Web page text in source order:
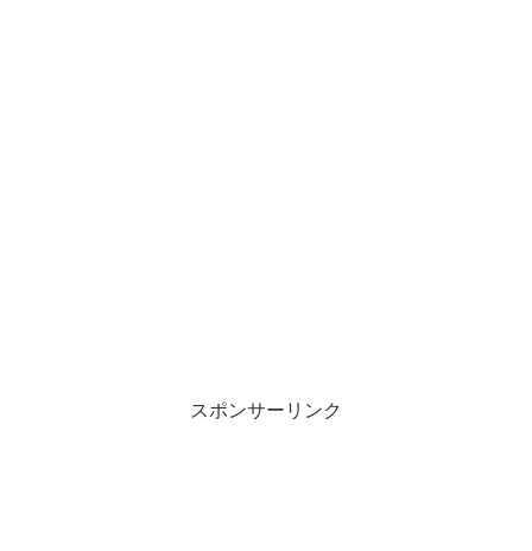
スポンサーリンク